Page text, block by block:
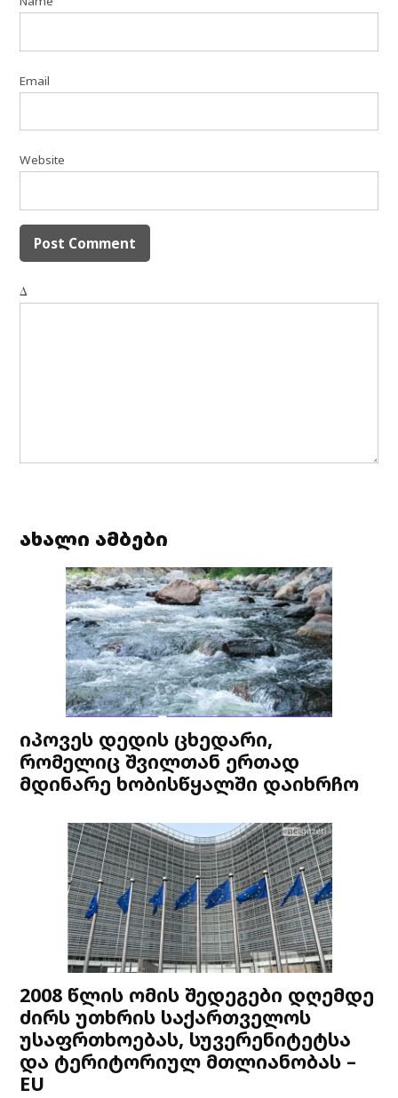
Email
Website
Δ
ახალი ამბები
იპოვეს დედის ცხედარი,
რომელიც შვილთან ერთად
მდინარე ხობისწყალში დაიხრჩო
2008 წლის ომის შედეგები დღემდე
ძირს უთხრის საქართველოს
უსაფრთხოებას, სუვერენიტეტსა
და ტერიტორიულ მთლიანობას –
EU